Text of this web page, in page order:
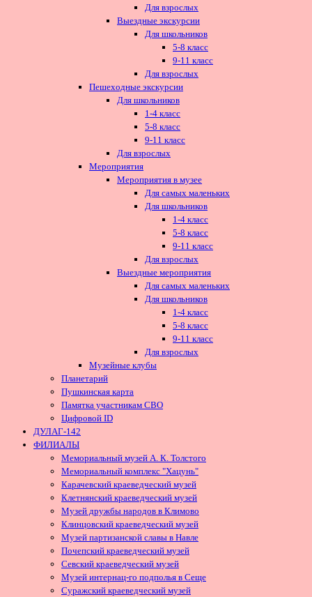
Для взрослых
Выездные экскурсии
Для школьников
5-8 класс
9-11 класс
Для взрослых
Пешеходные экскурсии
Для школьников
1-4 класс
5-8 класс
9-11 класс
Для взрослых
Мероприятия
Мероприятия в музее
Для самых маленьких
Для школьников
1-4 класс
5-8 класс
9-11 класс
Для взрослых
Выездные мероприятия
Для самых маленьких
Для школьников
1-4 класс
5-8 класс
9-11 класс
Для взрослых
Музейные клубы
Планетарий
Пушкинская карта
Памятка участникам СВО
Цифровой ID
ДУЛАГ-142
ФИЛИАЛЫ
Мемориальный музей А. К. Толстого
Мемориальный комплекс "Хацунь"
Карачевский краеведческий музей
Клетнянский краеведческий музей
Музей дружбы народов в Климово
Клинцовский краеведческий музей
Музей партизанской славы в Навле
Почепский краеведческий музей
Севский краеведческий музей
Музей интернац-го подполья в Сеще
Суражский краеведческий музей